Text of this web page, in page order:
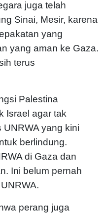
juga telah
Sinai, Mesir, karena
yang
yang aman ke Gaza.
terus
Palestina
Israel agar tak
UNRWA yang kini
berlindung.
di Gaza dan
Ini belum pernah
perang juga